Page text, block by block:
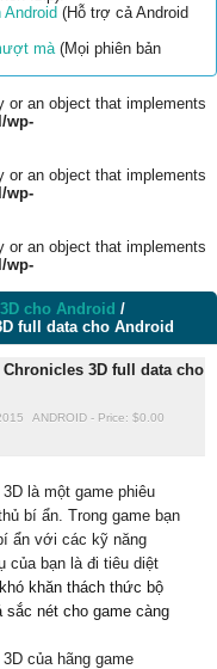
(Hỗ trợ cả Android
mà(Mọi phiên bản
or an object that implements
wp-
or an object that implements
wp-
or an object that implements
wp-
cho Android /
full data cho Android
3D full data cho
ANDROID - Price: $0.00
là một game phiêu
bí ẩn. Trong game bạn
ẩn với các kỹ năng
của bạn là đi tiêu diệt
khăn thách thức bộ
sắc nét cho game càng
của hãng game